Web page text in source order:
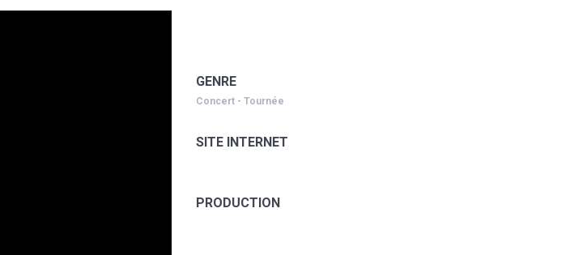
GENRE
Concert - Tournée
SITE INTERNET
PRODUCTION